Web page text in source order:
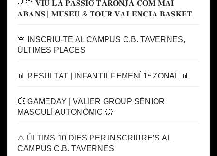
🏀🧡 𝐕𝐈𝐔 𝐋𝐀 𝐏𝐀𝐒𝐒𝐈𝐎́ 𝐓𝐀𝐑𝐎𝐍𝐉𝐀 𝐂𝐎𝐌 𝐌𝐀𝐈
𝐀𝐁𝐀𝐍𝐒 | 𝐌𝐔𝐒𝐄𝐔 & 𝐓𝐎𝐔𝐑 𝐕𝐀𝐋𝐄𝐍𝐂𝐈𝐀 𝐁𝐀𝐒𝐊𝐄𝐓
🚨 INSCRIU-TE AL CAMPUS C.B. TAVERNES,
ÚLTIMES PLACES
📊 RESULTAT | INFANTIL FEMENÍ 1ª ZONAL 📊
💥 GAMEDAY | VALIER GROUP SÈNIOR
MASCULÍ AUTONÒMIC 💥
⚠️ ÚLTIMS 10 DIES PER INSCRIURE’S AL
CAMPUS C.B. TAVERNES